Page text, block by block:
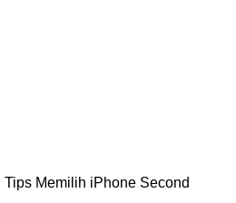
Tips Memilih iPhone Second